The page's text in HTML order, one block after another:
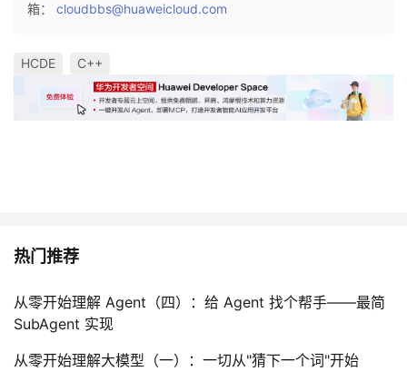
箱： cloudbbs@huaweicloud.com
HCDE C++
热门推荐
从零开始理解 Agent（四）：给 Agent 找个帮手——最简
SubAgent 实现
从零开始理解大模型（一）：一切从"猜下一个词"开始